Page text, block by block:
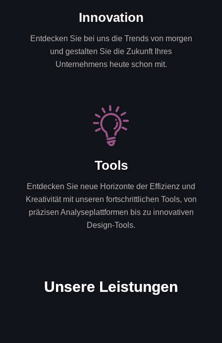
Innovation
Entdecken Sie bei uns die Trends von morgen
und gestalten Sie die Zukunft Ihres
Unternehmens heute schon mit.
Tools
Entdecken Sie neue Horizonte der Effizienz und
Kreativität mit unseren fortschrittlichen Tools, von
präzisen Analyseplattformen bis zu innovativen
Design-Tools.
Unsere Leistungen